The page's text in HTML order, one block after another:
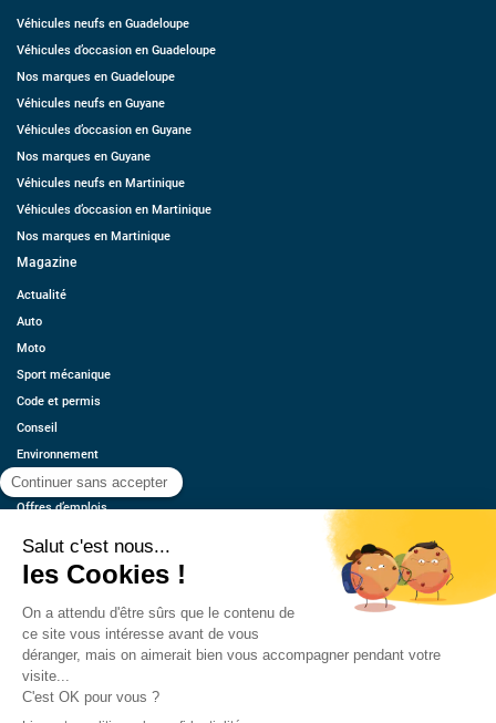
Véhicules neufs en Guadeloupe
Véhicules d’occasion en Guadeloupe
Nos marques en Guadeloupe
Véhicules neufs en Guyane
Véhicules d’occasion en Guyane
Nos marques en Guyane
Véhicules neufs en Martinique
Véhicules d’occasion en Martinique
Nos marques en Martinique
Magazine
Actualité
Auto
Moto
Sport mécanique
Code et permis
Conseil
Environnement
Économie
Offres d’emplois
Contact
Estimez votre voiture
Mentions légales
CGU